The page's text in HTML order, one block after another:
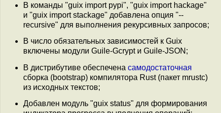
В команды "guix import pypi", "guix import hackage"
и "guix import stackage" добавлена опция "--
recursive" для выполнения рекурсивных запросов;
В число обязательных зависимостей к Guix
включены модули Guile-Gcrypt и Guile-JSON;
В дистрибутиве обеспечена самодостаточная
сборка (bootstrap) компилятора Rust (пакет mrustc)
из исходных текстов;
Добавлен модуль "guix status" для формирования